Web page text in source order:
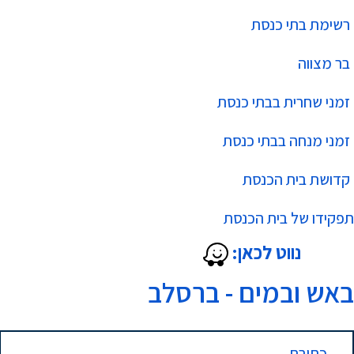
רשימת בתי כנסת
בר מצווה
זמני שחרית בבתי כנסת
זמני מנחה בבתי כנסת
קדושת בית הכנסת
תפקידו של בית הכנסת
נווט לכאן:
באש ובמים - ברסלב